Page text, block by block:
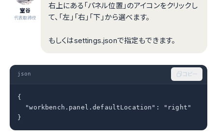
室谷
代表取締役
右上にある「パネル位置」のアイコンをクリックし
て、「左」「右」「下」から選べます。
もしくはsettings.jsonで指定もできます。
json コピー
{
  "workbench.panel.defaultLocation": "right"
}